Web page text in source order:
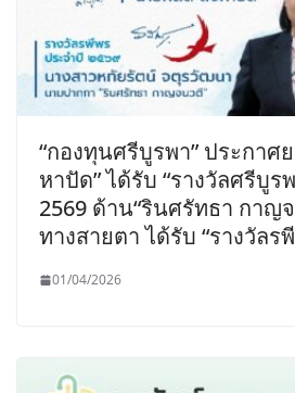
“กองทุนศรีบูรพา” ประกาศ
หาปัด” ได้รับ “รางวัลศรีบูร
2569 ด้าน“รินศรัทธา กาญ
ทางสายตา ได้รับ “รางวัลร
01/04/2026